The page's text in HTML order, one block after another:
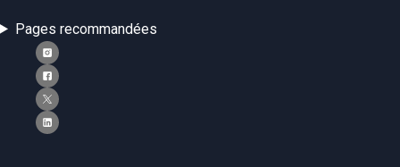
Pages recommandées